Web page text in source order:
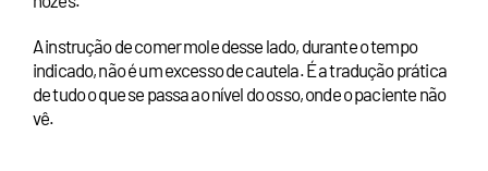
A instrução de comer mole desse lado, durante o tempo
indicado, não é um excesso de cautela. É a tradução prática
de tudo o que se passa ao nível do osso, onde o paciente não
vê.